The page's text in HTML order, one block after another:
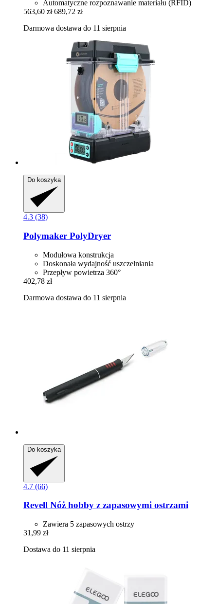
Automatyczne rozpoznawanie materiału (RFID)
563,60 zł 689,72 zł
Darmowa dostawa do 11 sierpnia
Do koszyka
4.3 (38)
Polymaker PolyDryer
Modułowa konstrukcja
Doskonała wydajność uszczelniania
Przepływ powietrza 360°
402,78 zł
Darmowa dostawa do 11 sierpnia
Do koszyka
4.7 (66)
Revell Nóż hobby z zapasowymi ostrzami
Zawiera 5 zapasowych ostrzy
31,99 zł
Dostawa do 11 sierpnia